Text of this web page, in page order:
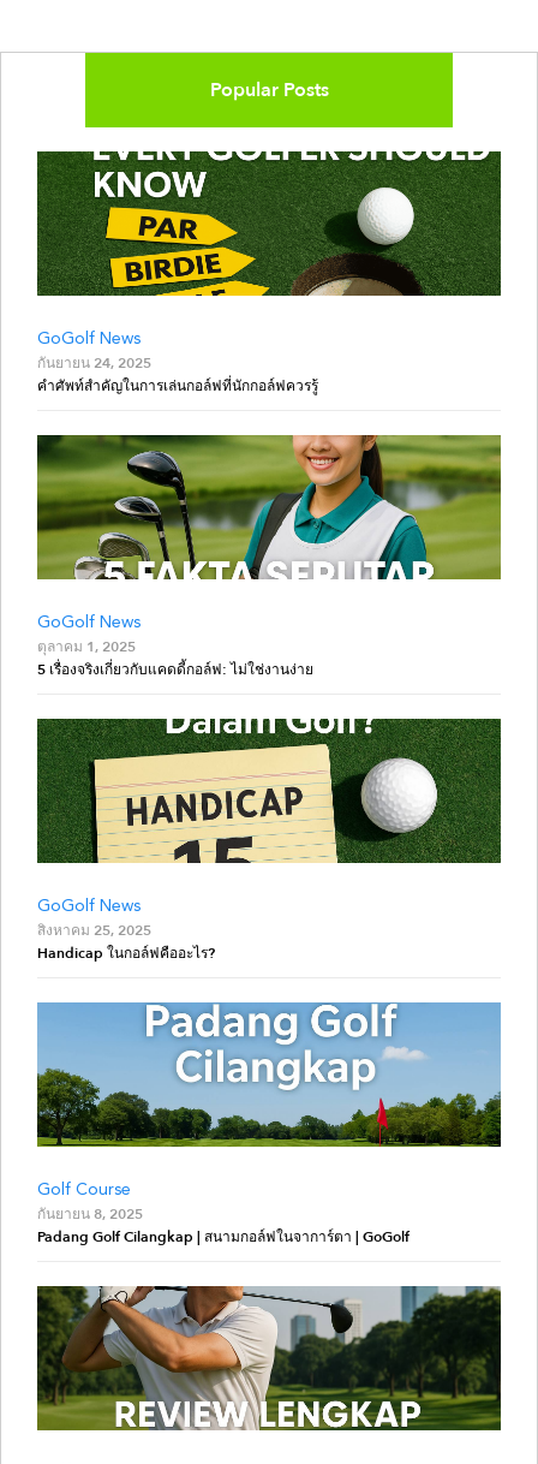
Popular Posts
GoGolf News
กันยายน 24, 2025
คำศัพท์สำคัญในการเล่นกอล์ฟที่นักกอล์ฟควรรู้
GoGolf News
ตุลาคม 1, 2025
5 เรื่องจริงเกี่ยวกับแคดดี้กอล์ฟ: ไม่ใช่งานง่าย
GoGolf News
สิงหาคม 25, 2025
Handicap ในกอล์ฟคืออะไร?
Golf Course
กันยายน 8, 2025
Padang Golf Cilangkap | สนามกอล์ฟในจาการ์ตา | GoGolf